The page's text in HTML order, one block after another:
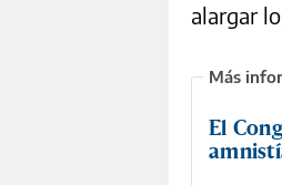
alargar
El